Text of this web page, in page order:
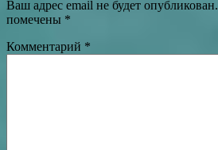
Ваш адрес email не будет опубликован.
помечены *
Комментарий *